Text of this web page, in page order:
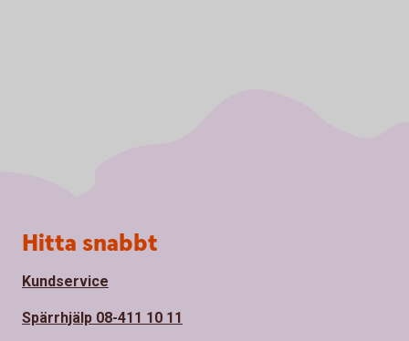
Sidfot
Hitta snabbt
Kundservice
Spärrhjälp 08-411 10 11